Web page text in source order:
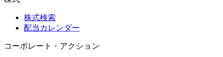
株式検索
配当カレンダー
コーポレート・アクション